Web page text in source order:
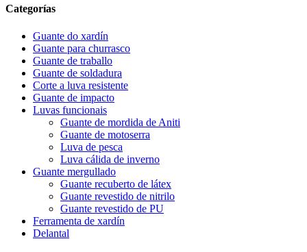
Categorías
Guante do xardín
Guante para churrasco
Guante de traballo
Guante de soldadura
Corte a luva resistente
Guante de impacto
Luvas funcionais
Guante de mordida de Aniti
Guante de motoserra
Luva de pesca
Luva cálida de inverno
Guante mergullado
Guante recuberto de látex
Guante revestido de nitrilo
Guante revestido de PU
Ferramenta de xardín
Delantal